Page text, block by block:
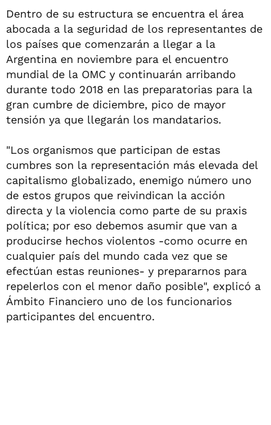
Dentro de su estructura se encuentra el área
abocada a la seguridad de los representantes de
los países que comenzarán a llegar a la
Argentina en noviembre para el encuentro
mundial de la OMC y continuarán arribando
durante todo 2018 en las preparatorias para la
gran cumbre de diciembre, pico de mayor
tensión ya que llegarán los mandatarios.
"Los organismos que participan de estas
cumbres son la representación más elevada del
capitalismo globalizado, enemigo número uno
de estos grupos que reivindican la acción
directa y la violencia como parte de su praxis
política; por eso debemos asumir que van a
producirse hechos violentos -como ocurre en
cualquier país del mundo cada vez que se
efectúan estas reuniones- y prepararnos para
repelerlos con el menor daño posible", explicó a
Ámbito Financiero uno de los funcionarios
participantes del encuentro.